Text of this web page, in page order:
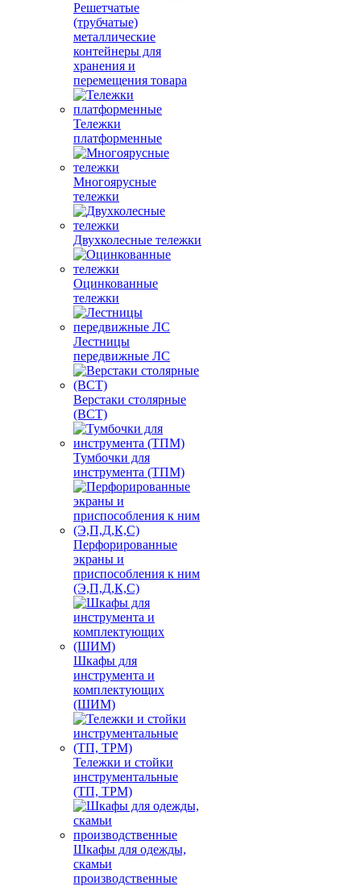
Решетчатые
(трубчатые)
металлические
контейнеры для
хранения и
перемещения товара
Тележки
платформенные
Многоярусные
тележки
Двухколесные тележки
Оцинкованные
тележки
Лестницы
передвижные ЛС
Верстаки столярные
(ВСТ)
Тумбочки для
инструмента (ТПМ)
Перфорированные
экраны и
приспособления к ним
(Э,П,Д,К,С)
Шкафы для
инструмента и
комплектующих
(ШИМ)
Тележки и стойки
инструментальные
(ТП, ТРМ)
Шкафы для одежды,
скамьи
производственные